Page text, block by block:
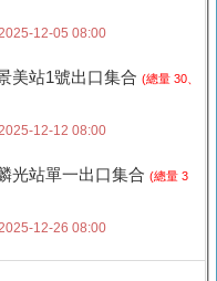
12-05 08:00
美站1號出口集合 (總量 30、
12-12 08:00
光站單一出口集合 (總量 3
12-26 08:00